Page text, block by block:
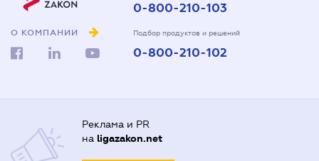
О КОМПАНИИ
0-800-210-103
Подбор продуктов и решений
0-800-210-102
Реклама и PR
на ligazakon.net